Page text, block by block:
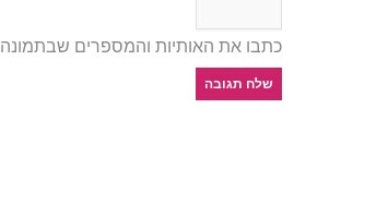
כתבו את האותיות והמספרים שבתמונה